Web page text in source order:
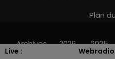
Live :
15h00 - 19h00
Plan
Archives 2026 2025